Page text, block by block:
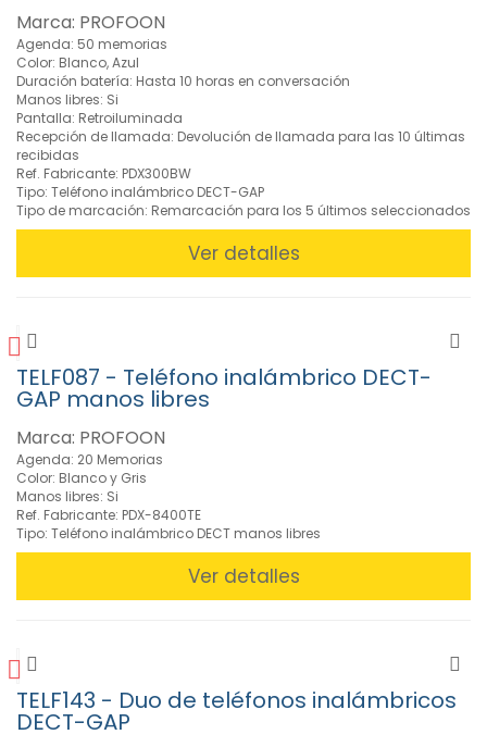
Marca: PROFOON
Agenda: 50 memorias
Color: Blanco, Azul
Duración batería: Hasta 10 horas en conversación
Manos libres: Si
Pantalla: Retroiluminada
Recepción de llamada: Devolución de llamada para las 10 últimas
recibidas
Ref. Fabricante: PDX300BW
Tipo: Teléfono inalámbrico DECT-GAP
Tipo de marcación: Remarcación para los 5 últimos seleccionados
Ver detalles
TELF087 - Teléfono inalámbrico DECT-
GAP manos libres
Marca: PROFOON
Agenda: 20 Memorias
Color: Blanco y Gris
Manos libres: Si
Ref. Fabricante: PDX-8400TE
Tipo: Teléfono inalámbrico DECT manos libres
Ver detalles
TELF143 - Duo de teléfonos inalámbricos
DECT-GAP